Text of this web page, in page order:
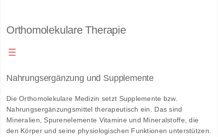
Orthomolekulare Therapie
Nahrungsergänzung und Supplemente
Die Orthomolekulare Medizin setzt Supplemente bzw.
Nahrungsergänzungsmittel therapeutisch ein. Das sind
Mineralien, Spurenelemente Vitamine und Mineralstoffe, die
den Körper und seine physiologischen Funktionen unterstützen.